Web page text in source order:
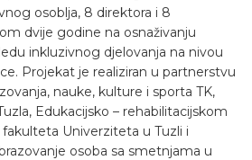
osoblja, 8 direktora i 8
dvije godine na osnaživanju
inkluzivnog djelovanja na nivou
Projekat je realiziran u partnerstvu
nauke, kulture i sporta TK,
Edukacijsko – rehabilitacijskom
Univerziteta u Tuzli i
osoba sa smetnjama u